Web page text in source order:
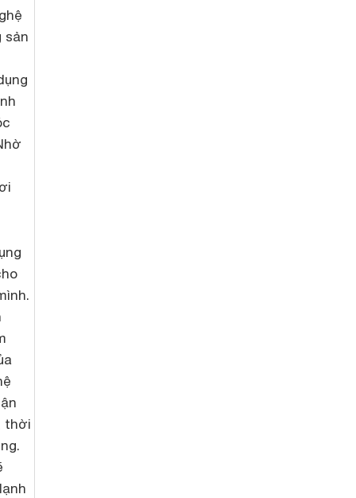
sản
thời